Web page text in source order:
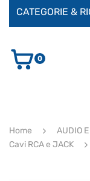
CATEGORIE &
AUDIO E VIDEO
ULTIMI ARRIVI
0
Home AUDIO
Cavi RCA e JACK